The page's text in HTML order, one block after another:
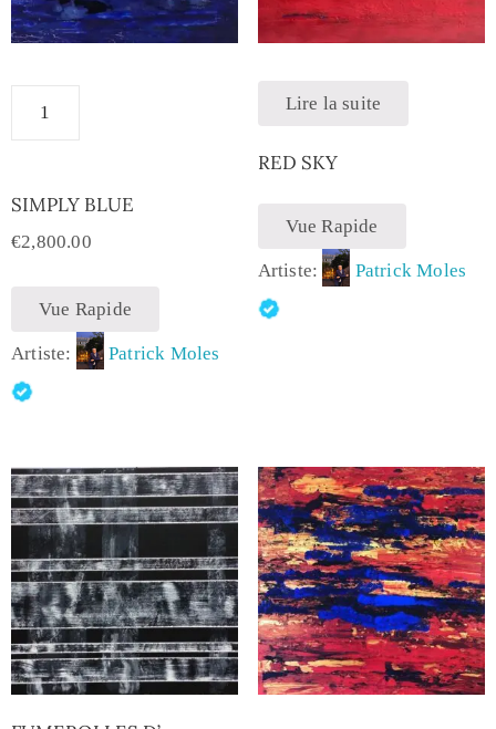
SIMPLY BLUE
€2,800.00
Vue Rapide
Artiste: Patrick Moles
Lire la suite
RED SKY
Vue Rapide
Artiste: Patrick Moles